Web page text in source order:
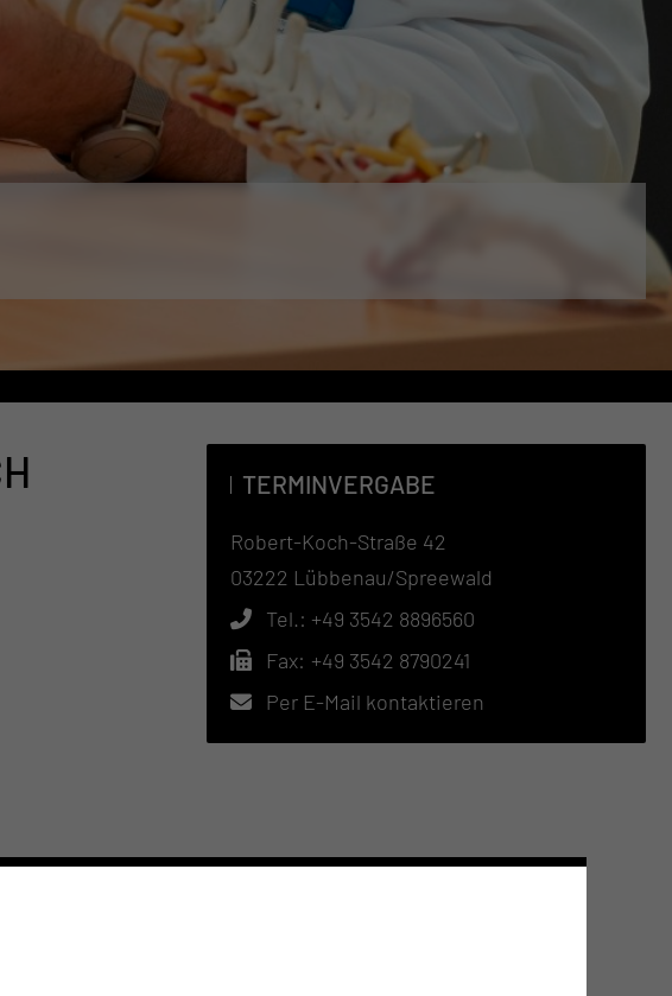
TERMINVERGABE
Robert-Koch-Straße 42
03222 Lübbenau/Spreewald
Tel.: +49 3542 8896560
Fax: +49 3542 8790241
Per E-Mail kontaktieren